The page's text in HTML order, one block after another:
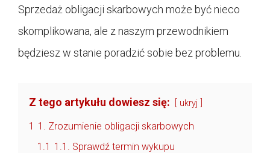
Sprzedaż obligacji skarbowych może być nieco
skomplikowana, ale z naszym przewodnikiem
będziesz w stanie poradzić sobie bez problemu.
Z tego artykułu dowiesz się: ukryj
1 1. Zrozumienie obligacji skarbowych
1.1 1.1. Sprawdź termin wykupu